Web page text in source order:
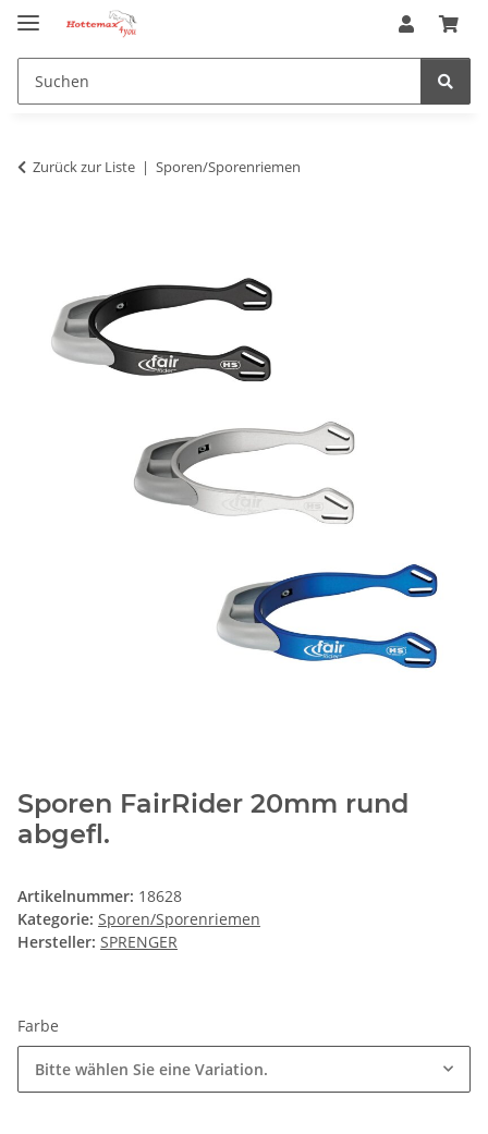
Zurück zur Liste Sporen/Sporenriemen
Sporen FairRider 20mm rund
abgefl.
Artikelnummer: 18628
Kategorie: Sporen/Sporenriemen
Hersteller: SPRENGER
Farbe
Bitte wählen Sie eine Variation.